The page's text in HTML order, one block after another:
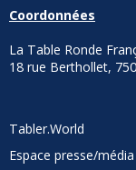
Coordonnées
La Table Ronde
18 rue Berthollet,
Tabler.World
Espace presse/média